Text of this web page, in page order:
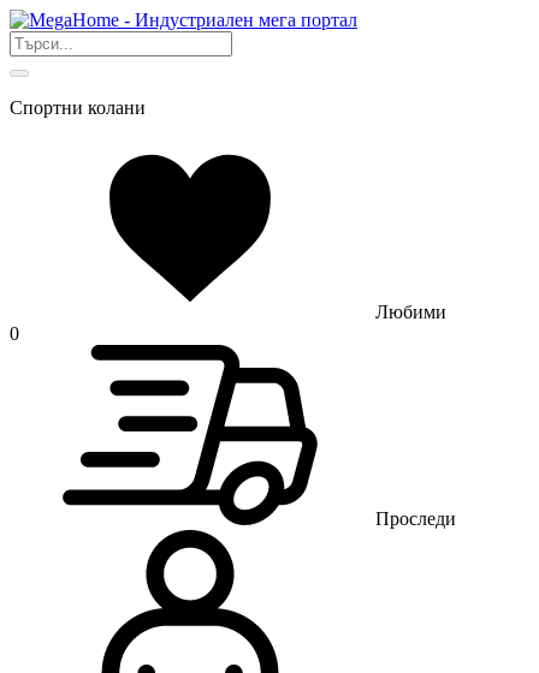
Спортни колани
Любими
0
Проследи